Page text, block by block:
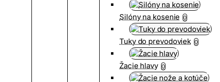
Silóny na kosenie 0
Tuky do prevodoviek 0
Žacie hlavy 0